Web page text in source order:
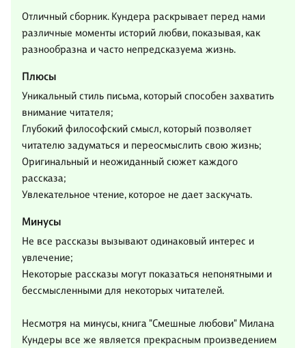
Отличный сборник. Кундера раскрывает перед нами
различные моменты историй любви, показывая, как
разнообразна и часто непредсказуема жизнь.
Плюсы
Уникальный стиль письма, который способен захватить
внимание читателя;
Глубокий философский смысл, который позволяет
читателю задуматься и переосмыслить свою жизнь;
Оригинальный и неожиданный сюжет каждого
рассказа;
Увлекательное чтение, которое не дает заскучать.
Минусы
Не все рассказы вызывают одинаковый интерес и
увлечение;
Некоторые рассказы могут показаться непонятными и
бессмысленными для некоторых читателей.
Несмотря на минусы, книга "Смешные любови" Милана
Кундеры все же является прекрасным произведением